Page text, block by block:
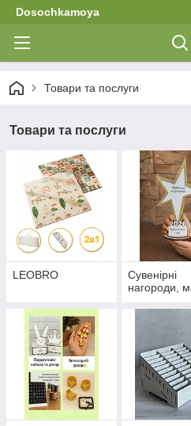
Dosochkamoya
Товари та послуги
Товари та послуги
LEOBRO
Сувенірні
нагороди,